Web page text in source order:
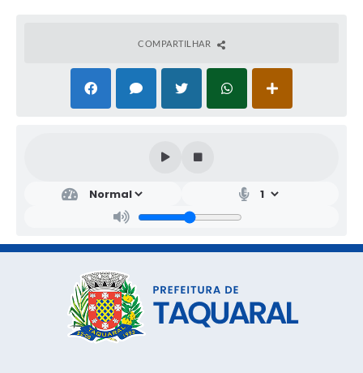
COMPARTILHAR